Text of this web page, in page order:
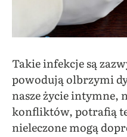
Takie infekcje są
powodują olbrzymi
nasze życie intymne,
konfliktów, potrafią
nieleczone mogą